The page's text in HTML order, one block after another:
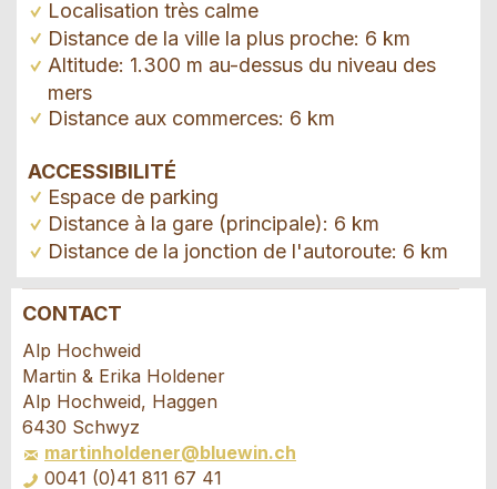
Localisation très calme
Distance de la ville la plus proche: 6 km
Altitude: 1.300 m au-dessus du niveau des
mers
Distance aux commerces: 6 km
ACCESSIBILITÉ
Espace de parking
Distance à la gare (principale): 6 km
Distance de la jonction de l'autoroute: 6 km
Annonces répréhensibles
Vos commentaires sont grandement appréciés!
Commentaires généraux
Cette annonce n'est plus valable
Recommander l'annonce
Recommandez cette annonce à des amis.
CONTACT
Alp Hochweid
Martin & Erika Holdener
Alp Hochweid, Haggen
6430 Schwyz
martinholdener@bluewin.ch
0041 (0)41 811 67 41